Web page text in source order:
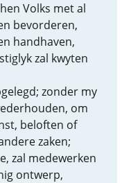
Volks met al
bevorderen,
handhaven,
zal kwyten
zonder my
om
beloften of
zaken;
zal medewerken
ontwerp,